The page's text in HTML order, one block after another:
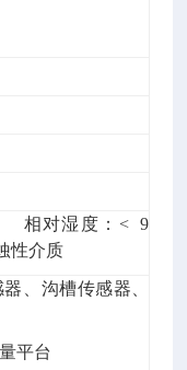
对湿度：< 9
性介质
、沟槽传感器、
平台